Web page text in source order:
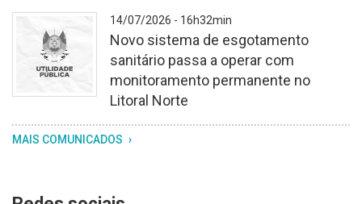
brasão
Grande
com
os
Fundo
branco
texturizado.
brasão
do
Fundo
branco
14/07/2026 - 16h32min
Novo sistema de esgotamento
sanitário passa a operar com
monitoramento permanente no
Litoral Norte
MAIS COMUNICADOS